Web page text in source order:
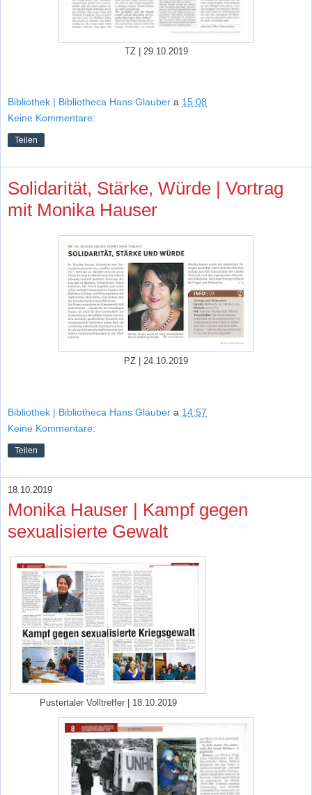
TZ | 29.10.2019
Bibliothek | Bibliotheca Hans Glauber a 15:08
Keine Kommentare:
Teilen
Solidarität, Stärke, Würde | Vortrag
mit Monika Hauser
PZ | 24.10.2019
Bibliothek | Bibliotheca Hans Glauber a 14:57
Keine Kommentare:
Teilen
18.10.2019
Monika Hauser | Kampf gegen
sexualisierte Gewalt
Pustertaler Volltreffer | 18.10.2019